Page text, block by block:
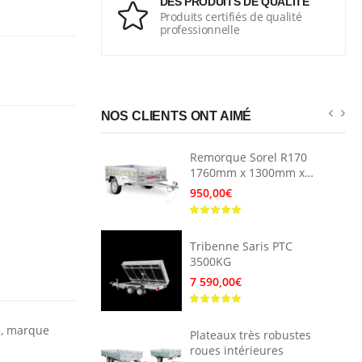
Produits certifiés de qualité
professionnelle
NOS CLIENTS ONT AIMÉ
Remorque Sorel R170
1760mm x 1300mm x
400mm
950,00€
Tribenne Saris PTC
3500KG
7 590,00€
Plateaux très robustes
roues intérieures
marque